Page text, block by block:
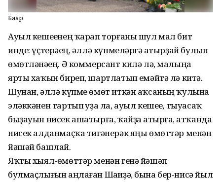
Баҙар
Ауыл кешеһенең ҡарап торғаны шул мал бит
инде: үҫтерәһең, әллә күпмеләргә һатырҙай булып
өмөтләнәһең. Ә коммерсант килә лә, малыңа
ярты хаҡын биреп, шартлатып һемәйтә лә китә.
Шунан, әллә күпме өмөт иткән аҡсаның ҡулына
эләккәнен тартып һуҙа ла, ауыл кешеһе, тыуасаҡ
быҙауын нисек ашатырға, ҡайҙа һатырға, һатҡанда
нисек алданмаҫҡа тигәнерәк яңы өмөттәр менән
йәшәй башлай.
Яҡты хыял-өмөттәр менән генә йәшәп
булмаҫлығын аңлаған Шаһиҙә, бына бер-нисә йыл